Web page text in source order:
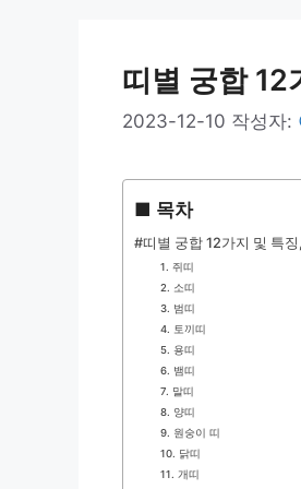
띠별 궁합 12
2023-12-10 작성자:
■ 목차
#띠별 궁합 12가지 및 특
1. 쥐띠
2. 소띠
3. 범띠
4. 토끼띠
5. 용띠
6. 뱀띠
7. 말띠
8. 양띠
9. 원숭이 띠
10. 닭띠
11. 개띠